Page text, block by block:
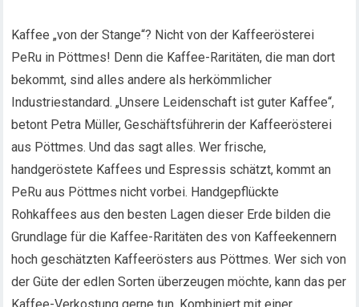
Kaffee „von der Stange“? Nicht von der Kaffeerösterei
PeRu in Pöttmes! Denn die Kaffee-Raritäten, die man dort
bekommt, sind alles andere als herkömmlicher
Industriestandard. „Unsere Leidenschaft ist guter Kaffee“,
betont Petra Müller, Geschäftsführerin der Kaffeerösterei
aus Pöttmes. Und das sagt alles. Wer frische,
handgeröstete Kaffees und Espressis schätzt, kommt an
PeRu aus Pöttmes nicht vorbei. Handgepflückte
Rohkaffees aus den besten Lagen dieser Erde bilden die
Grundlage für die Kaffee-Raritäten des von Kaffeekennern
hoch geschätzten Kaffeerösters aus Pöttmes. Wer sich von
der Güte der edlen Sorten überzeugen möchte, kann das per